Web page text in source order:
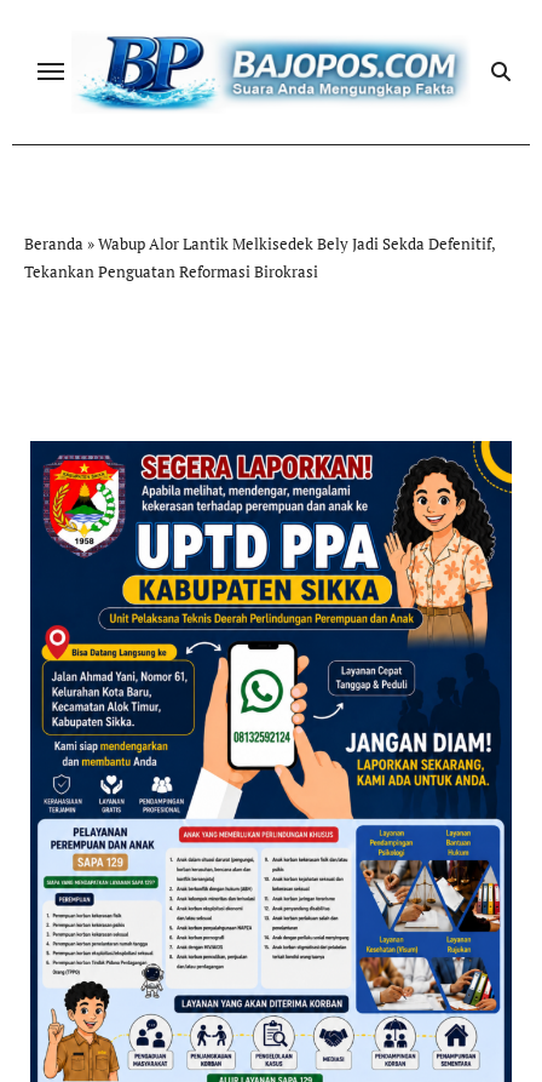
content
Beranda »Wabup Alor Lantik Melkisedek Bely Jadi Sekda Defenitif,
Tekankan Penguatan Reformasi Birokrasi